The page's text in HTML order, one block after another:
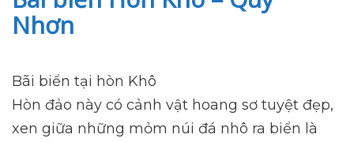
Nhơn
Bãi biển tại hòn Khô
Hòn đảo này có cảnh vật hoang sơ tuyệt đẹp,
xen giữa những mỏm núi đá nhô ra biển là